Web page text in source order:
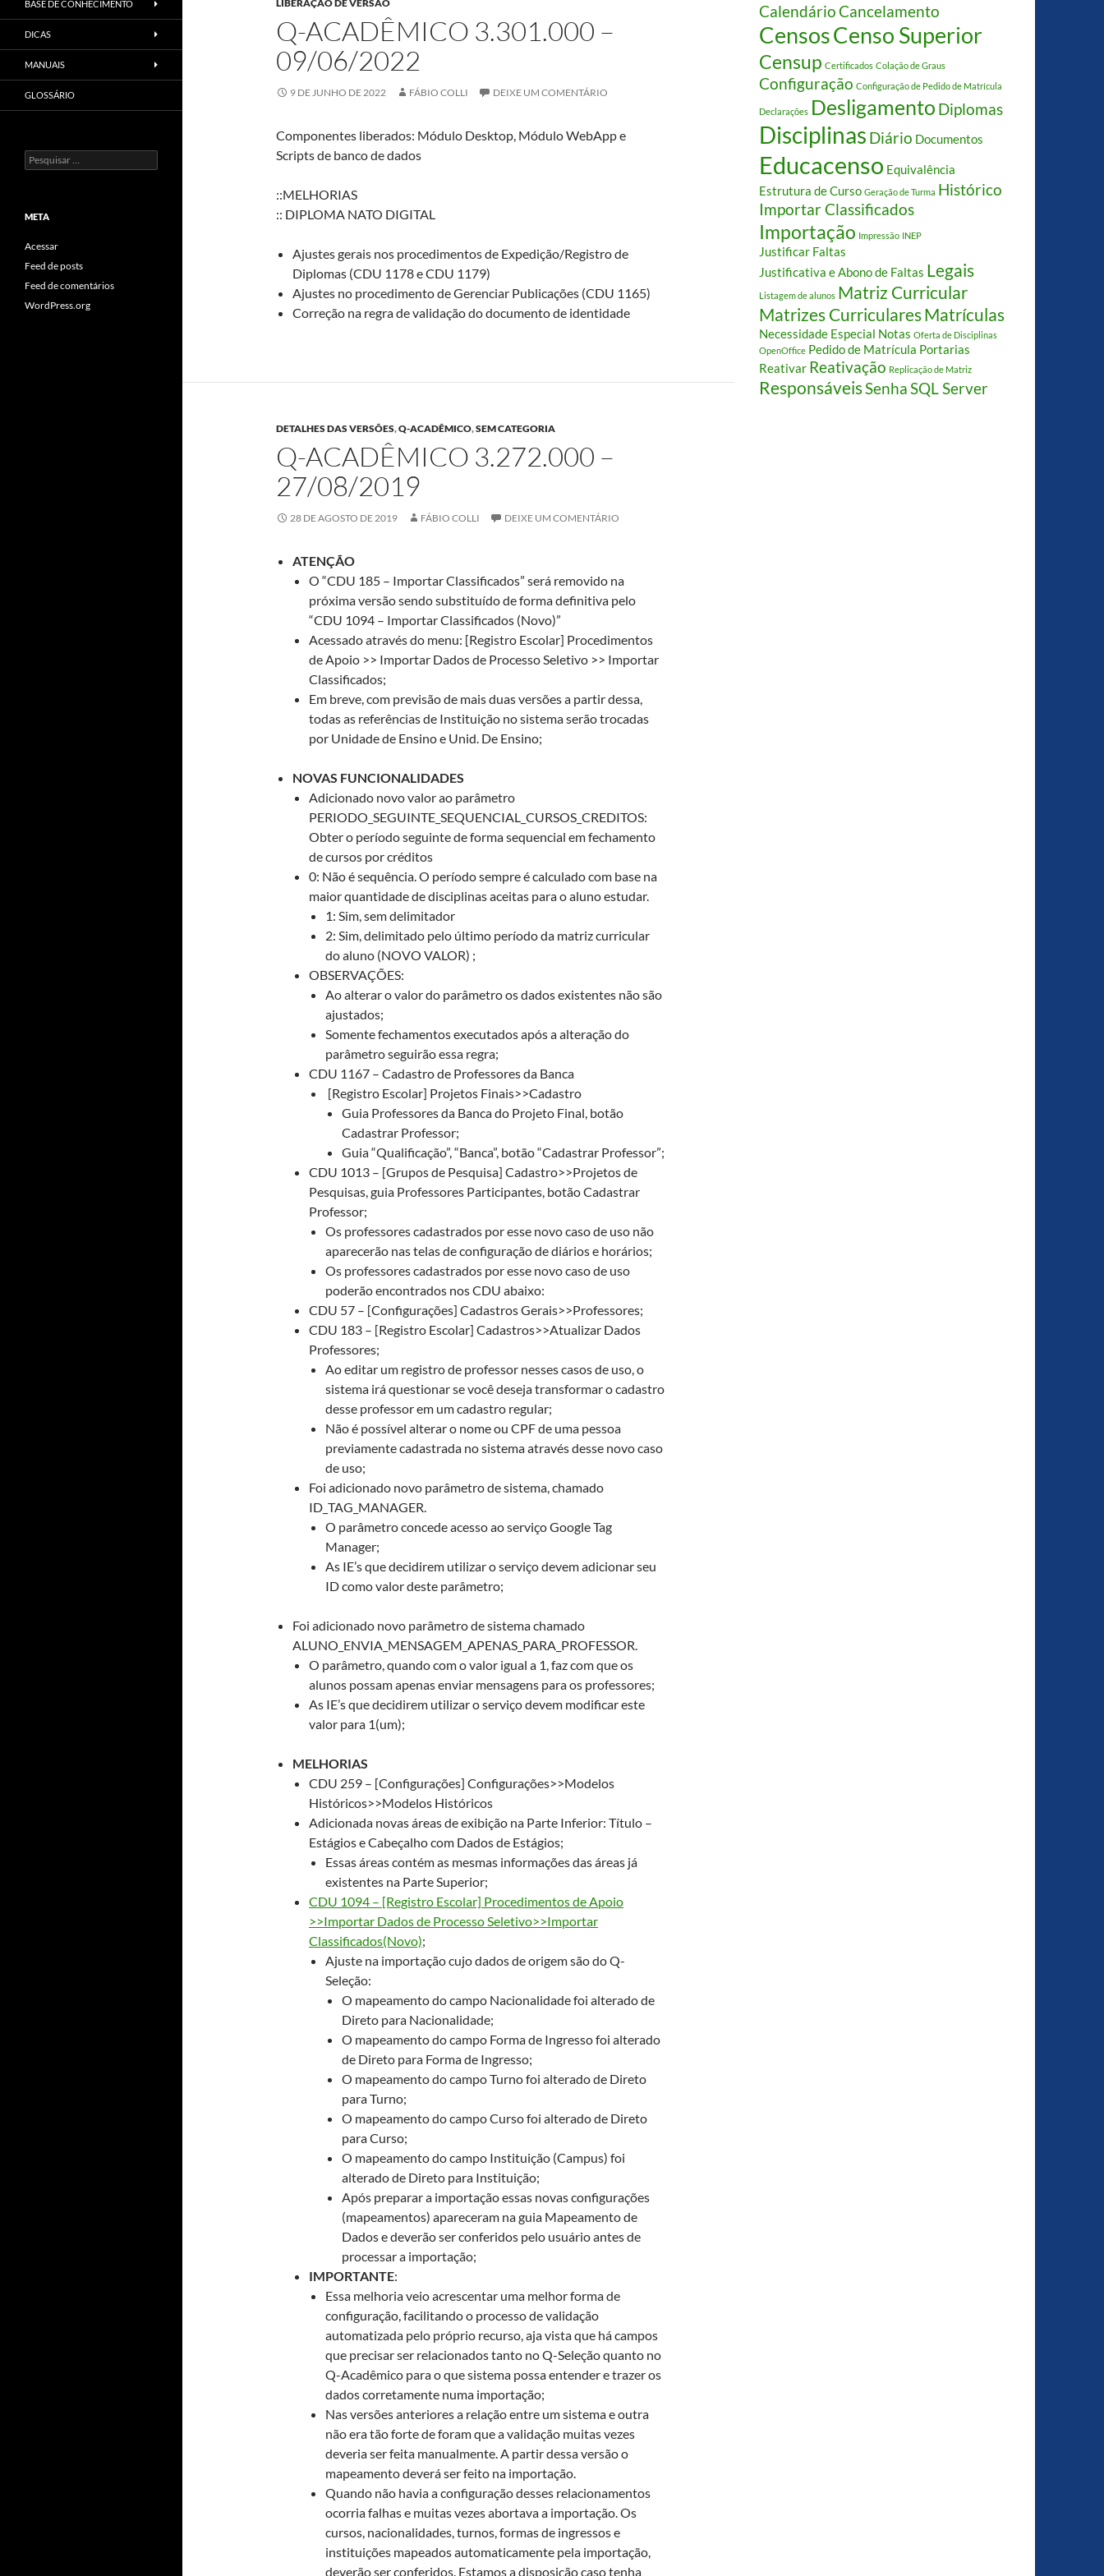
LIBERAÇÃO DE VERSÃO
Q-ACADÊMICO 3.301.000 –
09/06/2022
9 DE JUNHO DE 2022 FÁBIO COLLI DEIXE UM COMENTÁRIO
Componentes liberados: Módulo Desktop, Módulo WebApp e
Scripts de banco de dados
::MELHORIAS
:: DIPLOMA NATO DIGITAL
Ajustes gerais nos procedimentos de Expedição/Registro de
Diplomas (CDU 1178 e CDU 1179)
Ajustes no procedimento de Gerenciar Publicações (CDU 1165)
Correção na regra de validação do documento de identidade
DETALHES DAS VERSÕES,Q-ACADÊMICO,SEM CATEGORIA
Q-ACADÊMICO 3.272.000 –
27/08/2019
28 DE AGOSTO DE 2019 FÁBIO COLLI DEIXE UM COMENTÁRIO
ATENÇÃO
O “CDU 185 – Importar Classificados” será removido na
próxima versão sendo substituído de forma definitiva pelo
“CDU 1094 – Importar Classificados (Novo)”
Acessado através do menu: [Registro Escolar] Procedimentos
de Apoio >> Importar Dados de Processo Seletivo >> Importar
Classificados;
Em breve, com previsão de mais duas versões a partir dessa,
todas as referências de Instituição no sistema serão trocadas
por Unidade de Ensino e Unid. De Ensino;
NOVAS FUNCIONALIDADES
Adicionado novo valor ao parâmetro
PERIODO_SEGUINTE_SEQUENCIAL_CURSOS_CREDITOS:
Obter o período seguinte de forma sequencial em fechamento
de cursos por créditos
0: Não é sequência. O período sempre é calculado com base na
maior quantidade de disciplinas aceitas para o aluno estudar.
1: Sim, sem delimitador
2: Sim, delimitado pelo último período da matriz curricular
do aluno (NOVO VALOR) ;
OBSERVAÇÕES:
Ao alterar o valor do parâmetro os dados existentes não são
ajustados;
Somente fechamentos executados após a alteração do
parâmetro seguirão essa regra;
CDU 1167 – Cadastro de Professores da Banca
[Registro Escolar] Projetos Finais>>Cadastro
Guia Professores da Banca do Projeto Final, botão
Cadastrar Professor;
Guia “Qualificação”, “Banca”, botão “Cadastrar Professor”;
CDU 1013 – [Grupos de Pesquisa] Cadastro>>Projetos de
Pesquisas, guia Professores Participantes, botão Cadastrar
Professor;
Os professores cadastrados por esse novo caso de uso não
aparecerão nas telas de configuração de diários e horários;
Os professores cadastrados por esse novo caso de uso
poderão encontrados nos CDU abaixo:
CDU 57 – [Configurações] Cadastros Gerais>>Professores;
CDU 183 – [Registro Escolar] Cadastros>>Atualizar Dados
Professores;
Ao editar um registro de professor nesses casos de uso, o
sistema irá questionar se você deseja transformar o cadastro
desse professor em um cadastro regular;
Não é possível alterar o nome ou CPF de uma pessoa
previamente cadastrada no sistema através desse novo caso
de uso;
Foi adicionado novo parâmetro de sistema, chamado
ID_TAG_MANAGER.
O parâmetro concede acesso ao serviço Google Tag
Manager;
As IE’s que decidirem utilizar o serviço devem adicionar seu
ID como valor deste parâmetro;
Foi adicionado novo parâmetro de sistema chamado
ALUNO_ENVIA_MENSAGEM_APENAS_PARA_PROFESSOR.
O parâmetro, quando com o valor igual a 1, faz com que os
alunos possam apenas enviar mensagens para os professores;
As IE’s que decidirem utilizar o serviço devem modificar este
valor para 1(um);
MELHORIAS
CDU 259 – [Configurações] Configurações>>Modelos
Históricos>>Modelos Históricos
Adicionada novas áreas de exibição na Parte Inferior: Título –
Estágios e Cabeçalho com Dados de Estágios;
Essas áreas contém as mesmas informações das áreas já
existentes na Parte Superior;
CDU 1094 – [Registro Escolar] Procedimentos de Apoio
>>Importar Dados de Processo Seletivo>>Importar
Classificados(Novo);
Ajuste na importação cujo dados de origem são do Q-
Seleção:
O mapeamento do campo Nacionalidade foi alterado de
Direto para Nacionalidade;
O mapeamento do campo Forma de Ingresso foi alterado
de Direto para Forma de Ingresso;
O mapeamento do campo Turno foi alterado de Direto
para Turno;
O mapeamento do campo Curso foi alterado de Direto
para Curso;
O mapeamento do campo Instituição (Campus) foi
alterado de Direto para Instituição;
Após preparar a importação essas novas configurações
(mapeamentos) apareceram na guia Mapeamento de
Dados e deverão ser conferidos pelo usuário antes de
processar a importação;
IMPORTANTE:
Essa melhoria veio acrescentar uma melhor forma de
configuração, facilitando o processo de validação
automatizada pelo próprio recurso, aja vista que há campos
que precisar ser relacionados tanto no Q-Seleção quanto no
Q-Acadêmico para o que sistema possa entender e trazer os
dados corretamente numa importação;
Nas versões anteriores a relação entre um sistema e outra
não era tão forte de foram que a validação muitas vezes
deveria ser feita manualmente. A partir dessa versão o
mapeamento deverá ser feito na importação.
Quando não havia a configuração desses relacionamentos
ocorria falhas e muitas vezes abortava a importação. Os
cursos, nacionalidades, turnos, formas de ingressos e
instituições mapeados automaticamente pela importação,
deverão ser conferidos. Estamos a disposição caso tenha
CalendárioCancelamento
CensosCenso Superior
Censup Certificados Colação de Graus
Configuração Configuração de Pedido de Matrícula
Declarações Desligamento Diplomas
Disciplinas Diário Documentos
Educacenso Equivalência
Estrutura de Curso Geração de Turma Histórico
Importar Classificados
Importação Impressão INEP
Justificar Faltas
Justificativa e Abono de Faltas Legais
Listagem de alunos Matriz Curricular
Matrizes CurricularesMatrículas
Necessidade Especial Notas Oferta de Disciplinas
OpenOffice Pedido de Matrícula Portarias
Reativar Reativação Replicação de Matriz
ResponsáveisSenhaSQL Server
BASE DE CONHECIMENTO
DICAS
MANUAIS
GLOSSÁRIO
Pesquisar
por:
META
Acessar
Feed de posts
Feed de comentários
WordPress.org